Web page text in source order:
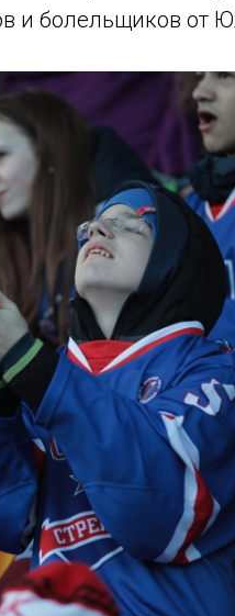
и болельщиков от